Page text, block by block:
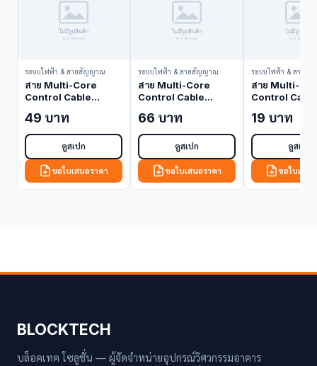
ระบบไฟฟ้า & สายสัญญาณ
สาย Multi-Core
Control Cable
Double Shielded 24
AWG CB-0248A
(Control Cable)
49 บาท
ดูสเปก
ขอใบเสนอราคา
ระบบไฟฟ้า & สายสัญญาณ
สาย Multi-Core
Control Cable
Double Shielded 24
AWG CB-0250A
(Control Cable)
66 บาท
ดูสเปก
ขอใบเสนอราคา
ระบบไฟฟ้า & สายสั
สาย Multi-
Control Cable
Single
AWG CB-
(Control
19 บาท
ดูสเปก
ขอใบเสน
BLOCKTECH
บล็อคเทค โซลูชั่น — ผู้จัดจำหน่ายอุปกรณ์วิศวกรรมอาคาร